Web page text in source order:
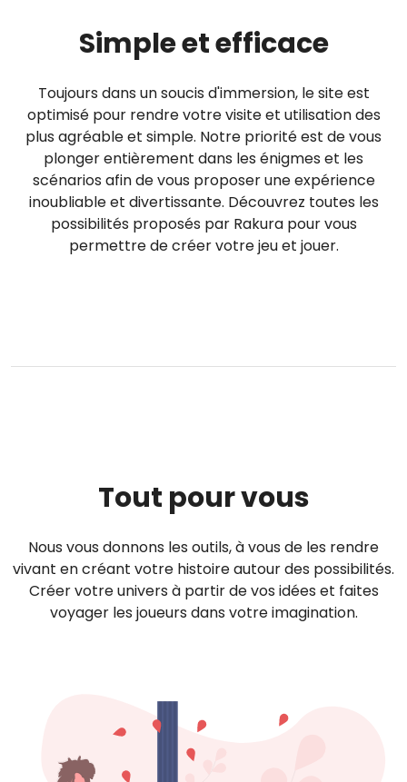
Simple et efficace
Toujours dans un soucis d'immersion, le site est
optimisé pour rendre votre visite et utilisation des
plus agréable et simple. Notre priorité est de vous
plonger entièrement dans les énigmes et les
scénarios afin de vous proposer une expérience
inoubliable et divertissante. Découvrez toutes les
possibilités proposés par Rakura pour vous
permettre de créer votre jeu et jouer.
Tout pour vous
Nous vous donnons les outils, à vous de les rendre
vivant en créant votre histoire autour des possibilités.
Créer votre univers à partir de vos idées et faites
voyager les joueurs dans votre imagination.